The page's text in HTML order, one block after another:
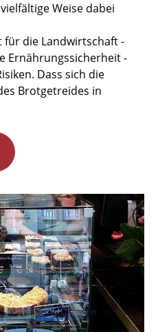
Weise dabei
für die Landwirtschaft -
Ernährungssicherheit -
Dass sich die
Brotgetreides in